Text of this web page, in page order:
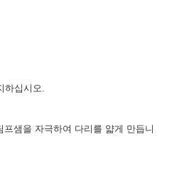
하십시오.
샘을 자극하여 다리를 얇게 만듭니